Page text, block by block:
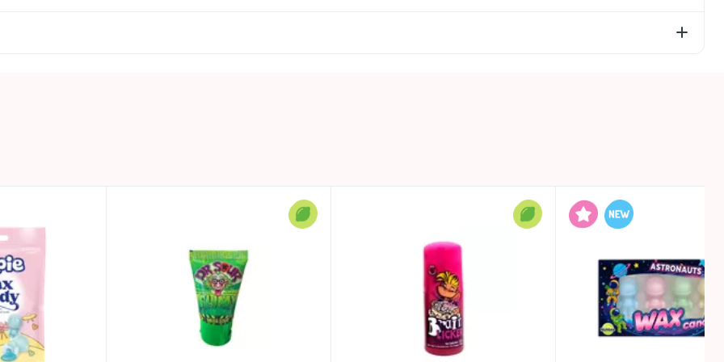
Įsidėkite vaško saldainį į burną ir atsargiai prakąskite jo viršų, o tada išgerkite viduje esantį saldų skystį.